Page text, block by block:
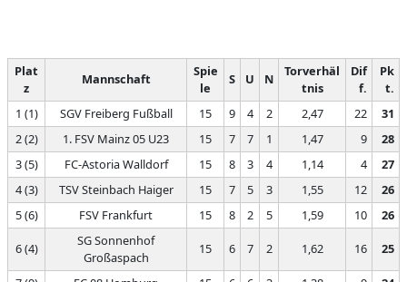
Plat
z
Mannschaft
Spie
le
S U N
Torverhäl
tnis
Dif
f.
Pk
t.
1 (1)
SGV Freiberg Fußball 15 9 4 2 2,47 22
31
2 (2)
1. FSV Mainz 05 U23 15 7 7 1 1,47 9
28
3 (5)
FC-Astoria Walldorf 15 8 3 4 1,14 4
27
4 (3)
TSV Steinbach Haiger 15 7 5 3 1,55 12
26
5 (6)
FSV Frankfurt 15 8 2 5 1,59 10 26
6 (4)
SG Sonnenhof
Großaspach
15 6 7 2 1,62 16 25